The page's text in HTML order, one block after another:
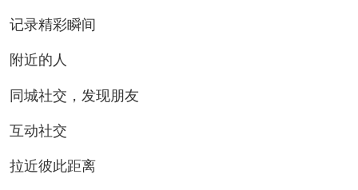
记录精彩瞬间
附近的人
同城社交，发现朋友
互动社交
拉近彼此距离